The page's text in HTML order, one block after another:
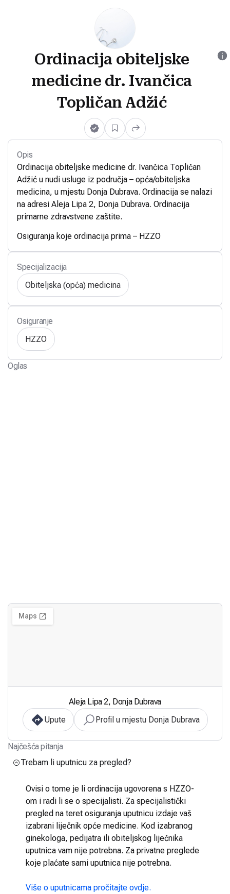
Ordinacija obiteljske
medicine dr. Ivančica
Topličan Adžić
Opis
Ordinacija obiteljske medicine dr. Ivančica Topličan
Adžić u nudi usluge iz područja – opća/obiteljska
medicina, u mjestu Donja Dubrava. Ordinacija se nalazi
na adresi Aleja Lipa 2, Donja Dubrava. Ordinacija
primarne zdravstvene zaštite.
Osiguranja koje ordinacija prima – HZZO
Specijalizacija
Obiteljska (opća) medicina
Osiguranje
HZZO
Oglas
Aleja Lipa 2, Donja Dubrava
Upute
Profil u mjestu Donja Dubrava
Najčešća pitanja
Trebam li uputnicu za pregled?
Ovisi o tome je li ordinacija ugovorena s HZZO-
om i radi li se o specijalisti. Za specijalistički
pregled na teret osiguranja uputnicu izdaje vaš
izabrani liječnik opće medicine. Kod izabranog
ginekologa, pedijatra ili obiteljskog liječnika
uputnica vam nije potrebna. Za privatne preglede
koje plaćate sami uputnica nije potrebna.
Više o uputnicama pročitajte ovdje.